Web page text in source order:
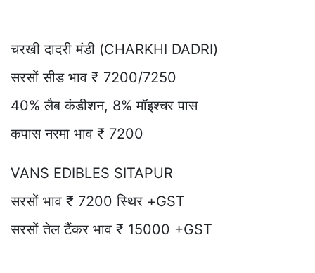
चरखी दादरी मंडी (CHARKHI DADRI)
सरसों सीड भाव ₹ 7200/7250
40% लैब कंडीशन, 8% मॉइश्चर पास
कपास नरमा भाव ₹ 7200
VANS EDIBLES SITAPUR
सरसों भाव ₹ 7200 स्थिर +GST
सरसों तेल टैंकर भाव ₹ 15000 +GST